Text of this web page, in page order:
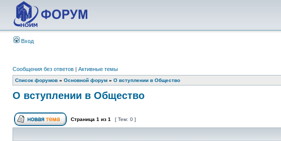
Вход
Сообщения без ответов | Активные темы
Список форумов » Основной форум » О вступлении в Общество
О вступлении в Общество
Страница 1 из 1 [ Тем: 0 ]